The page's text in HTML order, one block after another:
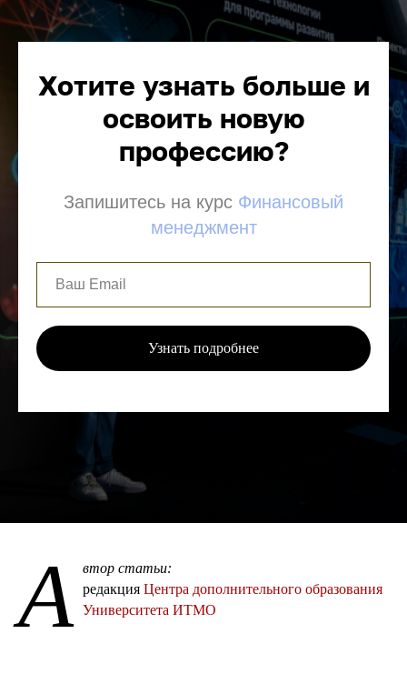
Хотите узнать больше и
освоить новую
профессию?
Запишитесь на курс Финансовый
менеджмент
Узнать подробнее
А втор статьи:
редакция Центра дополнительного образования
Университета ИТМО